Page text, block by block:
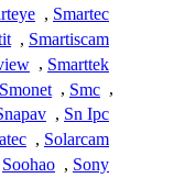
Smartec
,
Smartiscam
,
Smarttek
,
,
Smc
,
Smonet
Sn Ipc
,
Solarcam
,
Sony
,
Soohao